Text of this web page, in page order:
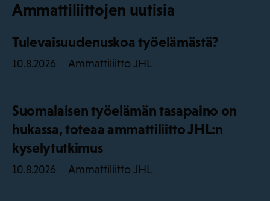
Ammattiliittojen uutisia
Tulevaisuudenuskoa työelämästä?
10.8.2026 Ammattiliitto JHL
Suomalaisen työelämän tasapaino on
hukassa, toteaa ammattiliitto JHL:n
kyselytutkimus
10.8.2026 Ammattiliitto JHL